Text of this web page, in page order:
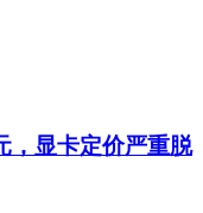
，显卡定价严重脱